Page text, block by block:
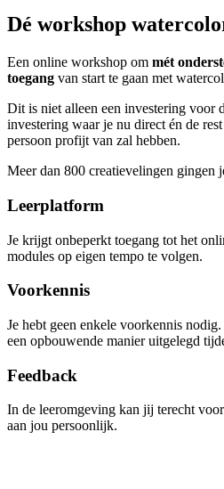
Dé workshop
Een online workshop om mét
toegang van start te gaan met
Dit is niet alleen een investering voor
investering waar je nu direct én de
persoon profijt van zal hebben.
Meer dan 800 creatievelingen gingen
Leerplatform
Je krijgt onbeperkt toegang tot het
modules op eigen tempo te volgen.
Voorkennis
Je hebt geen enkele voorkennis
een opbouwende manier uitgelegd
Feedback
In de leeromgeving kan jij terecht
aan jou persoonlijk.